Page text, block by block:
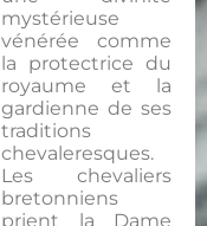
mystérieuse
vénérée comme
la protectrice du
royaume et la
gardienne de ses
traditions
chevaleresques.
Les chevaliers
bretonniens
prient la Dame